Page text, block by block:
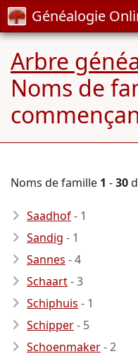
Généalogie
Arbre
Noms de
Noms de famille 1 -30
Saadhof- 1
Sandig - 1
Sannes - 4
Schaart- 3
Schiphuis - 1
Schipper- 5
Schoenmaker- 2